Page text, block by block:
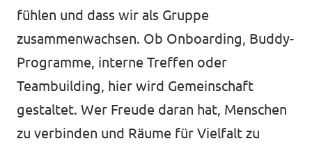
fühlen und dass wir als Gruppe
zusammenwachsen. Ob Onboarding, Buddy-
Programme, interne Treffen oder
Teambuilding, hier wird Gemeinschaft
gestaltet. Wer Freude daran hat, Menschen
zu verbinden und Räume für Vielfalt zu